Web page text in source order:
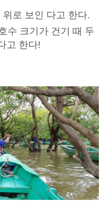
로 보인 다고 한다.
수 크기가 건기 때 두
고 한다!